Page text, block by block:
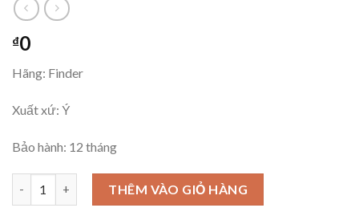
₫0
Hãng: Finder
Xuất xứ: Ý
Bảo hành: 12 tháng
85.02.0.125.0000 - FINDER - Analog Timer, Miniature Plug In,
THÊM VÀO GIỎ HÀNG